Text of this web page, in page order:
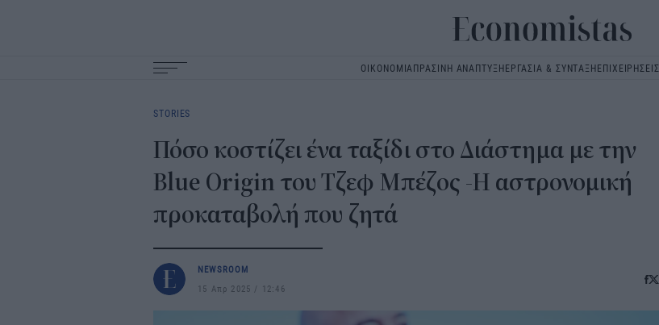
ΟΙΚΟΝΟΜΙΑΠΡΑΣΙΝΗ ΑΝΑΠΤΥΞΗΕΡΓΑΣΙΑ & ΣΥΝΤΑΞΗΕΠΙΧΕΙΡΗΣΕΙΣ
navigation
STORIES
Πόσο κοστίζει ένα ταξίδι στο Διάστημα με την
Blue Origin του Τζεφ Μπέζος -Η αστρονομική
προκαταβολή που ζητά
NEWSROOM
15 Απρ 2025
12:46